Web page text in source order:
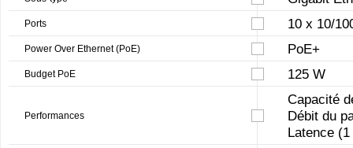
Ports 10 x 10/
Power Over Ethernet (PoE) PoE+
Budget PoE 125 W
Performances
Capacité
Débit du
Latence